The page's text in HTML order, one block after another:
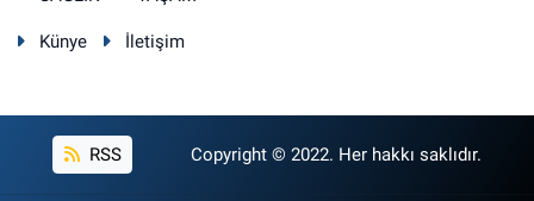
Künye İletişim
RSS Copyright © 2022. Her hakkı saklıdır.